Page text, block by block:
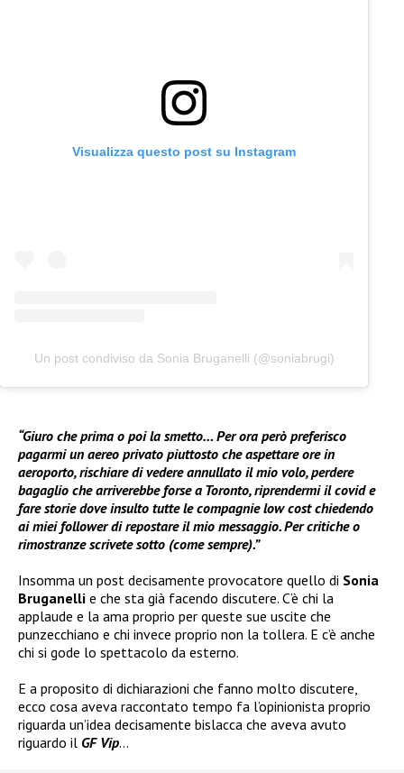
Visualizza questo post su Instagram
Un post condiviso da Sonia Bruganelli (@soniabrugi)
“Giuro che prima o poi la smetto… Per ora però preferisco
pagarmi un aereo privato piuttosto che aspettare ore in
aeroporto, rischiare di vedere annullato il mio volo, perdere
bagaglio che arriverebbe forse a Toronto, riprendermi il covid e
fare storie dove insulto tutte le compagnie low cost chiedendo
ai miei follower di repostare il mio messaggio. Per critiche o
rimostranze scrivete sotto (come sempre).”
Insomma un post decisamente provocatore quello di Sonia
Bruganelli e che sta già facendo discutere. C’è chi la
applaude e la ama proprio per queste sue uscite che
punzecchiano e chi invece proprio non la tollera. E c’è anche
chi si gode lo spettacolo da esterno.
E a proposito di dichiarazioni che fanno molto discutere,
ecco cosa aveva raccontato tempo fa l’opinionista proprio
riguarda un’idea decisamente bislacca che aveva avuto
riguardo il GF Vip…